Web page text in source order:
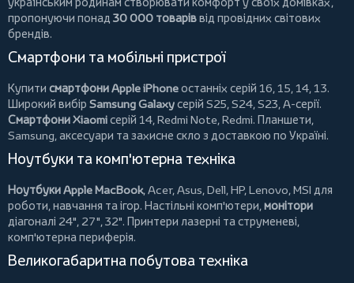
пропонуючи понад 30 000 товаріввід провідних світових
брендів.
Смартфони та мобільні пристрої
Купити смартфони Apple iPhoneостанніх серій 16, 15, 14, 13.
Широкий вибір Samsung Galaxyсерій S25, S24, S23, A-серії.
Смартфони Xiaomiсерій 14, Redmi Note, Redmi. Планшети,
Samsung, аксесуари тазахисне скло з доставкою по Україні.
Ноутбуки та комп'ютерна техніка
Ноутбуки Apple MacBook,Acer,Asus,Dell,HP,Lenovo,MSI для
роботи, навчання та ігор. Настільні комп'ютери,монітори
діагоналі 24", 27", 32". Принтери лазерні та струменеві,
комп'ютерна периферія.
Великогабаритна побутова техніка